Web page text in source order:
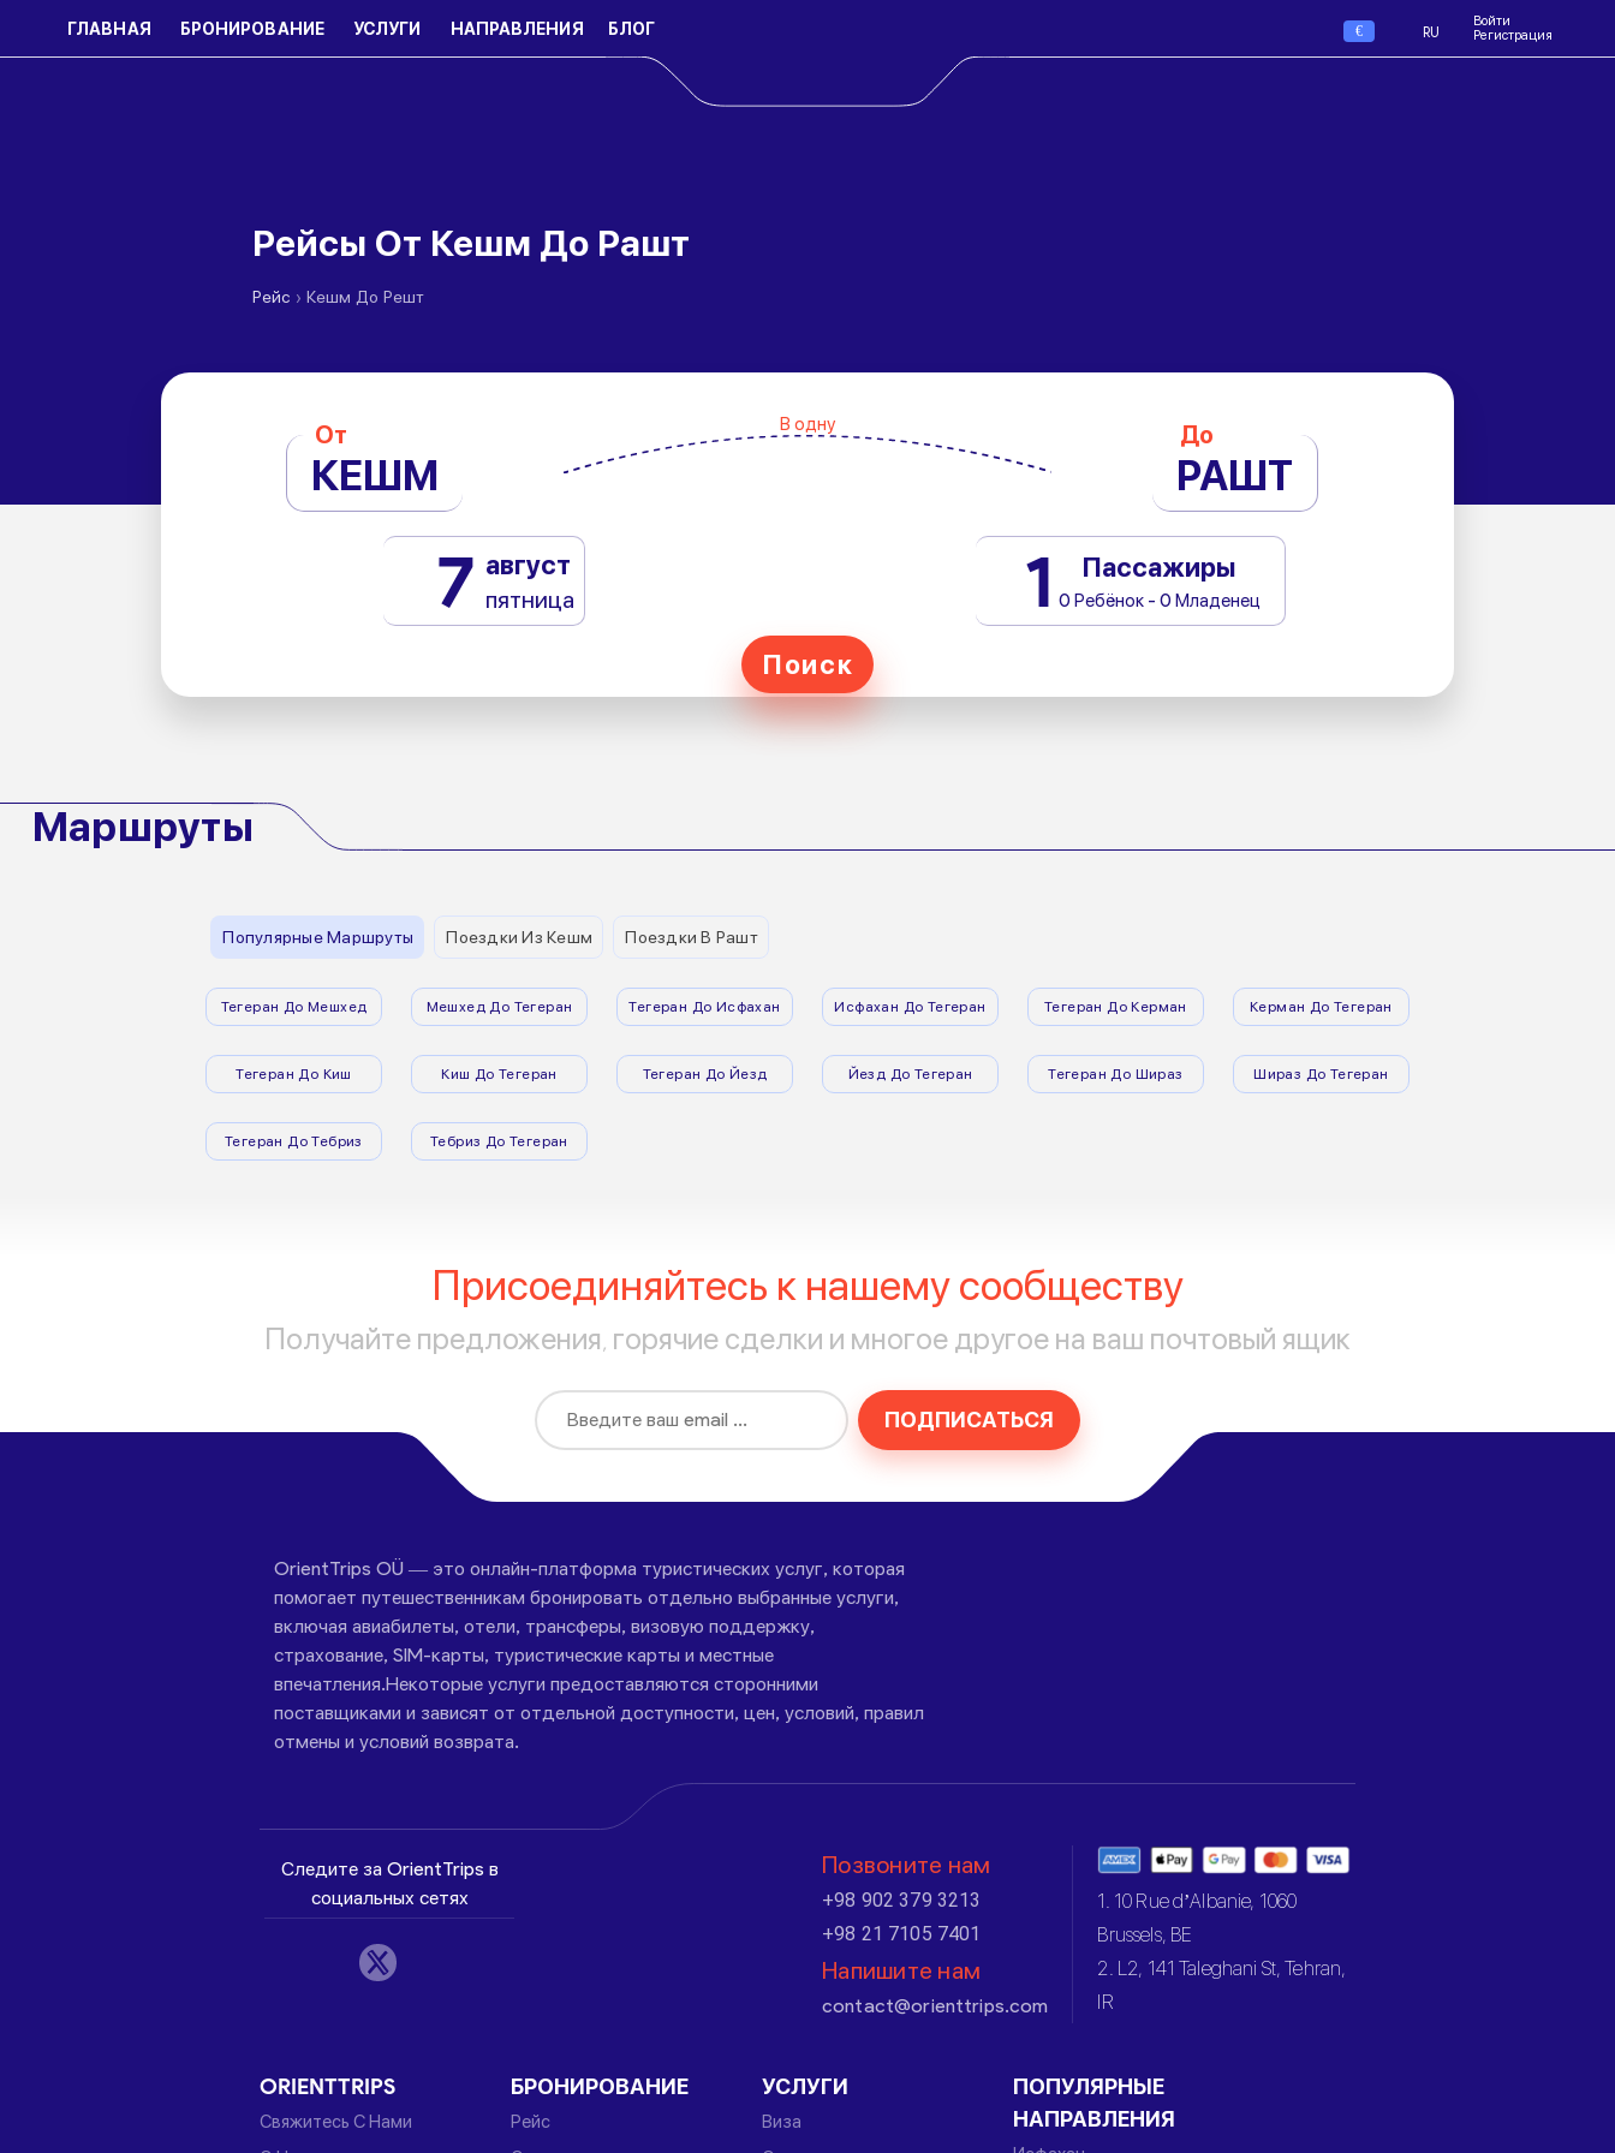
ГЛАВНАЯ БРОНИРОВАНИЕ УСЛУГИ НАПРАВЛЕНИЯ БЛОГ € RU
Войти
Регистрация
Рейсы От Кешм До Рашт
Рейс › Кешм До Решт
От
КЕШМ
В одну До
РАШТ
7 август
пятница 1 Пассажиры
0 Ребёнок - 0 Младенец
Поиск
Маршруты
Популярные Маршруты Поездки Из Кешм Поездки В Рашт
Тегеран До Мешхед Мешхед До Тегеран Тегеран До Исфахан Исфахан До Тегеран Тегеран До Керман Керман До Тегеран
Тегеран До Киш Киш До Тегеран Тегеран До Йезд Йезд До Тегеран Тегеран До Шираз Шираз До Тегеран
Тегеран До Тебриз Тебриз До Тегеран
Присоединяйтесь к нашему сообществу
Получайте предложения, горячие сделки и многое другое на ваш почтовый ящик
ПОДПИСАТЬСЯ
OrientTrips OÜ — это онлайн-платформа туристических услуг, которая
помогает путешественникам бронировать отдельно выбранные услуги,
включая авиабилеты, отели, трансферы, визовую поддержку,
страхование, SIM-карты, туристические карты и местные
впечатления.Некоторые услуги предоставляются сторонними
поставщиками и зависят от отдельной доступности, цен, условий, правил
отмены и условий возврата.
Следите за OrientTrips в
социальных сетях
Позвоните нам
+98 902 379 3213
+98 21 7105 7401
Напишите нам
contact@orienttrips.com
1. 10 Rue d’Albanie, 1060
Brussels, BE
2. L2, 141 Taleghani St, Tehran,
IR
ORIENTTRIPS
Свяжитесь С Нами
БРОНИРОВАНИЕ
Рейс
УСЛУГИ
Виза
ПОПУЛЯРНЫЕ
НАПРАВЛЕНИЯ